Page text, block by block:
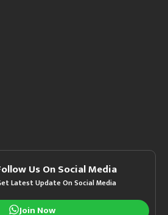
Us On Social Media
Latest Update On Social Media
Join Now